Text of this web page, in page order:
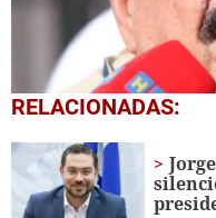
0
seconds
2
minutes,
24
seconds
RELACIONADAS: